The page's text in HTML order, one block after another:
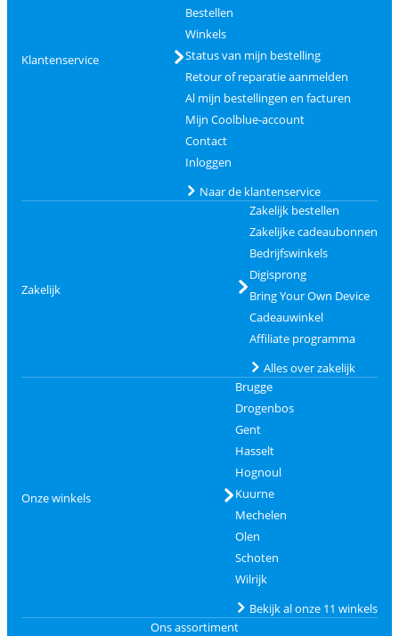
Klantenservice
Bestellen
Winkels
Status van mijn bestelling
Retour of reparatie aanmelden
Al mijn bestellingen en facturen
Mijn Coolblue-account
Contact
Inloggen
Naar de klantenservice
Zakelijk
Zakelijk bestellen
Zakelijke cadeaubonnen
Bedrijfswinkels
Digisprong
Bring Your Own Device
Cadeauwinkel
Affiliate programma
Alles over zakelijk
Onze winkels
Brugge
Drogenbos
Gent
Hasselt
Hognoul
Kuurne
Mechelen
Olen
Schoten
Wilrijk
Bekijk al onze 11 winkels
Ons assortiment